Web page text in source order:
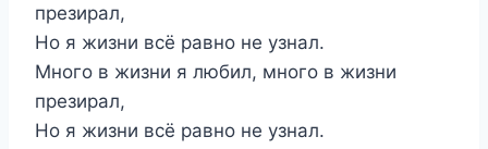
презирал,
Но я жизни всё равно не узнал.
Много в жизни я любил, много в жизни
презирал,
Но я жизни всё равно не узнал.